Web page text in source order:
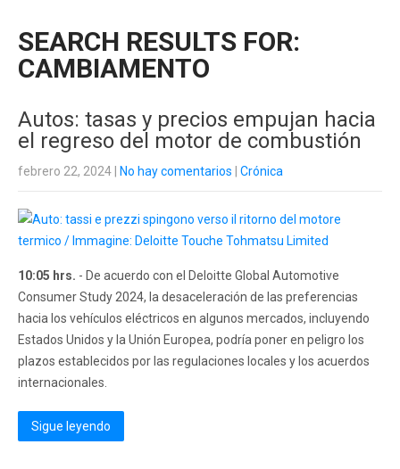
SEARCH RESULTS FOR:
CAMBIAMENTO
Autos: tasas y precios empujan hacia
el regreso del motor de combustión
febrero 22, 2024 No hay comentarios Crónica
10:05 hrs. - De acuerdo con el Deloitte Global Automotive
Consumer Study 2024, la desaceleración de las preferencias
hacia los vehículos eléctricos en algunos mercados, incluyendo
Estados Unidos y la Unión Europea, podría poner en peligro los
plazos establecidos por las regulaciones locales y los acuerdos
internacionales.
Sigue leyendo